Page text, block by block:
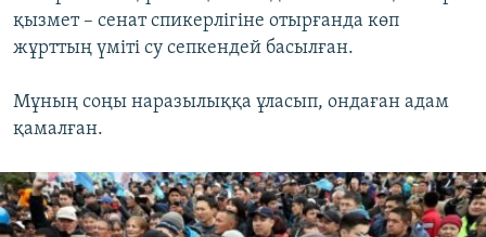
қызмет – сенат спикерлігіне отырғанда көп
жұрттың үміті су сепкендей басылған.
Мұның соңы наразылыққа ұласып, ондаған адам
қамалған.